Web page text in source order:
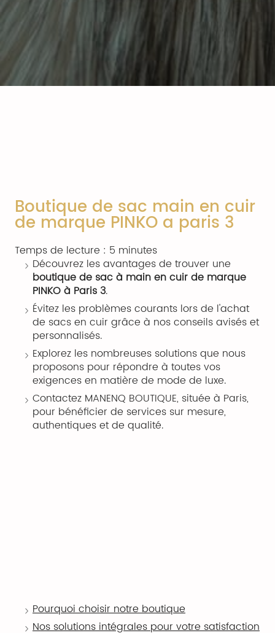
Boutique de sac main en cuir
de marque PINKO a paris 3
Temps de lecture : 5 minutes
Découvrez les avantages de trouver une
boutique de sac à main en cuir de marque
PINKO à Paris 3.
Évitez les problèmes courants lors de l'achat
de sacs en cuir grâce à nos conseils avisés et
personnalisés.
Explorez les nombreuses solutions que nous
proposons pour répondre à toutes vos
exigences en matière de mode de luxe.
Contactez MANENQ BOUTIQUE, située à Paris,
pour bénéficier de services sur mesure,
authentiques et de qualité.
Pourquoi choisir notre boutique
Nos solutions intégrales pour votre satisfaction